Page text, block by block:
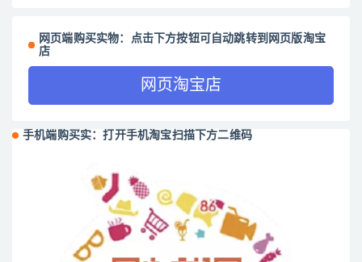
网页端购买实物：点击下方按钮可自动跳转到网页版淘宝
店
网页淘宝店
手机端购买实：打开手机淘宝扫描下方二维码